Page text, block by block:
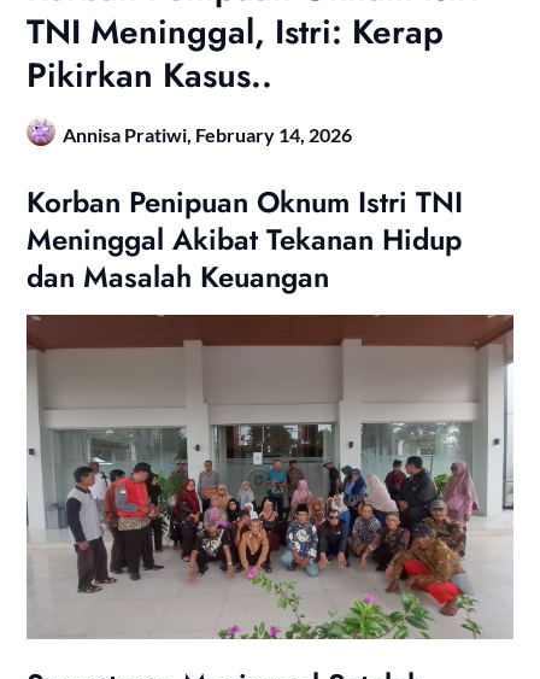
TNI Meninggal, Istri: Kerap
Pikirkan Kasus..
Annisa Pratiwi, February 14, 2026
Korban Penipuan Oknum Istri TNI
Meninggal Akibat Tekanan Hidup
dan Masalah Keuangan